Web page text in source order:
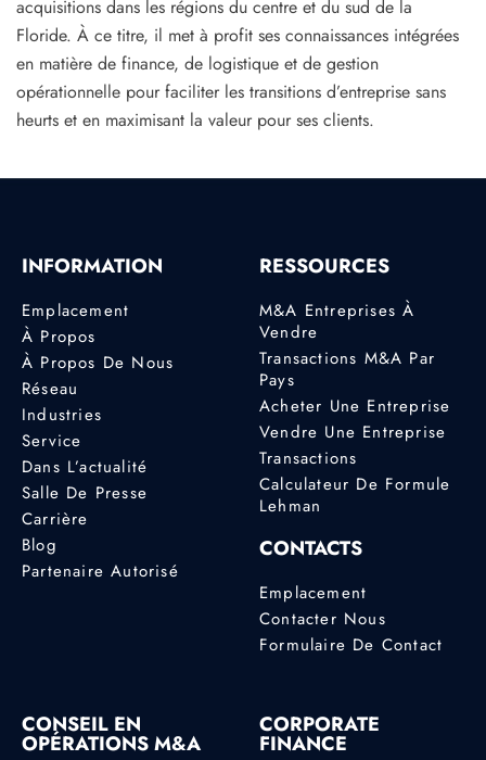
acquisitions dans les régions du centre et du sud de la
Floride. À ce titre, il met à profit ses connaissances intégrées
en matière de finance, de logistique et de gestion
opérationnelle pour faciliter les transitions d’entreprise sans
heurts et en maximisant la valeur pour ses clients.
INFORMATION
Emplacement
À Propos
À Propos De Nous
Réseau
Industries
Service
Dans L’actualité
Salle De Presse
Carrière
Blog
Partenaire Autorisé
RESSOURCES
M&A Entreprises À
Vendre
Transactions M&A Par
Pays
Acheter Une Entreprise
Vendre Une Entreprise
Transactions
Calculateur De Formule
Lehman
CONTACTS
Emplacement
Contacter Nous
Formulaire De Contact
CONSEIL EN
OPÉRATIONS M&A
CORPORATE
FINANCE